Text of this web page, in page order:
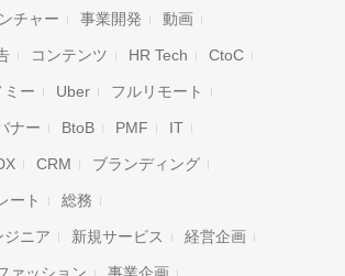
チャー 事業開発 動画
コンテンツ HR Tech CtoC
ミー Uber フルリモート
ナー BtoB PMF IT
CRM ブランディング
ート 総務
ジニア 新規サービス 経営企画